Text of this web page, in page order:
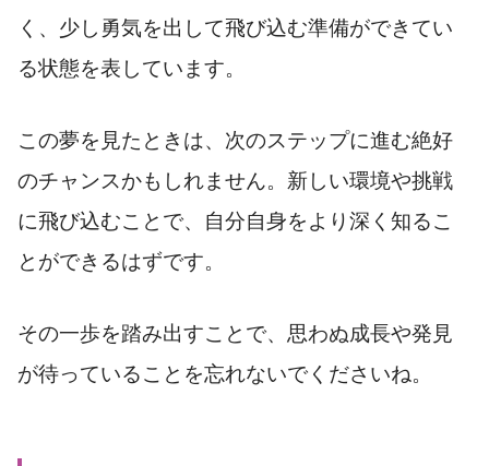
く、少し勇気を出して飛び込む準備ができてい
る状態を表しています。
この夢を見たときは、次のステップに進む絶好
のチャンスかもしれません。新しい環境や挑戦
に飛び込むことで、自分自身をより深く知るこ
とができるはずです。
その一歩を踏み出すことで、思わぬ成長や発見
が待っていることを忘れないでくださいね。